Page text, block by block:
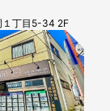
１丁目5-34 2F